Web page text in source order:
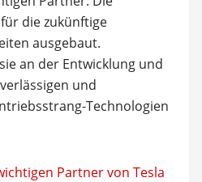
die zukünftige
ausgebaut.
an der Entwicklung und
und
Technologien
Partner von Tesla